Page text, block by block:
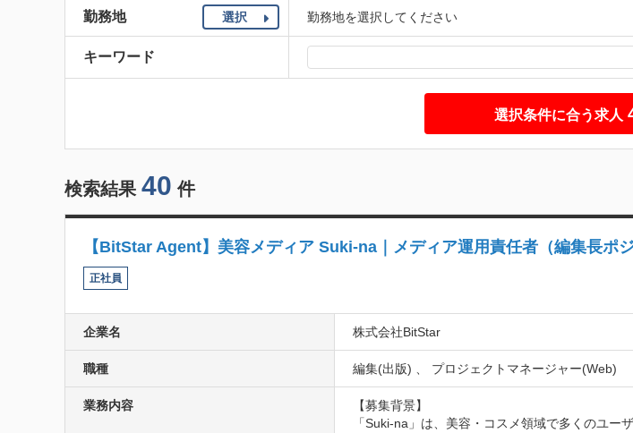
勤務地 選択 勤務地を選択してください
キーワード
選択条件に合う求人
検索結果 40 件
【BitStar Agent】美容メディア Suki-na｜メディア運用責任者（編集長ポジ
正社員
企業名 株式会社BitStar
職種 編集(出版) 、 プロジェクトマネージャー(Web)
業務内容
【募集背景】
「Suki-na」は、美容・コスメ領域で多くのユー